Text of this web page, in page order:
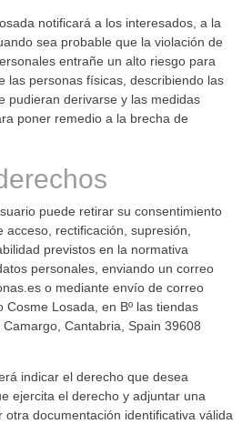
notificará a los interesados, a la
sea probable que la violación de
entrañe un alto riesgo para
las personas físicas, describiendo las
pudieran derivarse y las medidas
poner remedio a la brecha de
puede retirar su consentimiento
acceso, rectificación, supresión,
previstos en la normativa
personales, enviando un correo
o mediante envío de correo
Cosme Losada, en Bº las tiendas
Cantabria, Spain 39608
indicar el derecho que desea
ejercita el derecho y adjuntar una
otra documentación identificativa válida